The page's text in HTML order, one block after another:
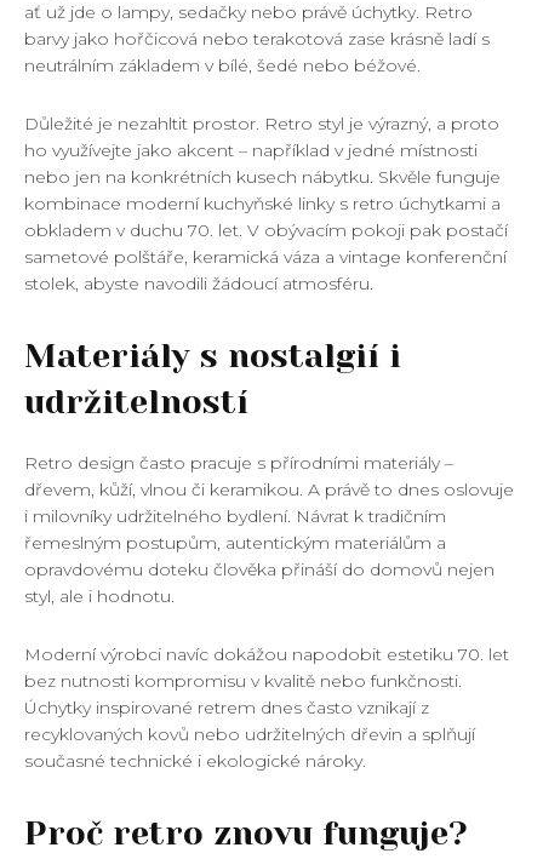
ať už jde o lampy, sedačky nebo právě úchytky. Retro
barvy jako hořčicová nebo terakotová zase krásně ladí s
neutrálním základem v bílé, šedé nebo béžové.
Důležité je nezahltit prostor. Retro styl je výrazný, a proto
ho využívejte jako akcent – například v jedné místnosti
nebo jen na konkrétních kusech nábytku. Skvěle funguje
kombinace moderní kuchyňské linky s retro úchytkami a
obkladem v duchu 70. let. V obývacím pokoji pak postačí
sametové polštáře, keramická váza a vintage konferenční
stolek, abyste navodili žádoucí atmosféru.
Materiály s nostalgií i
udržitelností
Retro design často pracuje s přírodními materiály –
dřevem, kůží, vlnou či keramikou. A právě to dnes oslovuje
i milovníky udržitelného bydlení. Návrat k tradičním
řemeslným postupům, autentickým materiálům a
opravdovému doteku člověka přináší do domovů nejen
styl, ale i hodnotu.
Moderní výrobci navíc dokážou napodobit estetiku 70. let
bez nutnosti kompromisu v kvalitě nebo funkčnosti.
Úchytky inspirované retrem dnes často vznikají z
recyklovaných kovů nebo udržitelných dřevin a splňují
současné technické i ekologické nároky.
Proč retro znovu funguje?